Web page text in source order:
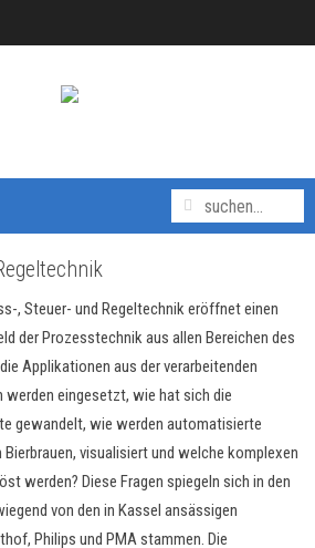
, Steuer- und Regeltechnik eröffnet einen
der Prozesstechnik aus allen Bereichen des
Applikationen aus der verarbeitenden
werden eingesetzt, wie hat sich die
gewandelt, wie werden automatisierte
visualisiert und welche komplexen
werden? Diese Fragen spiegeln sich in den
von den in Kassel ansässigen
Philips und PMA stammen. Die